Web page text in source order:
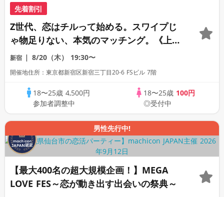
先着割引
Z世代、恋はチルって始める。スワイプじ
ゃ物足りない、本気のマッチング。《上質
な1対1相席専用会場》《全席半個室》《飲
み放題付き》《machicon JAPAN主催》
新宿 8/20（木） 19:30〜
開催地住所：東京都新宿区新宿三丁目20-6 FSビル 7階
18〜25歳 4,500円
参加者調整中
18〜25歳 100円
◎受付中
男性先行中!
【最大400名の超大規模企画！】MEGA
LOVE FES～恋が動き出す出会いの祭典～